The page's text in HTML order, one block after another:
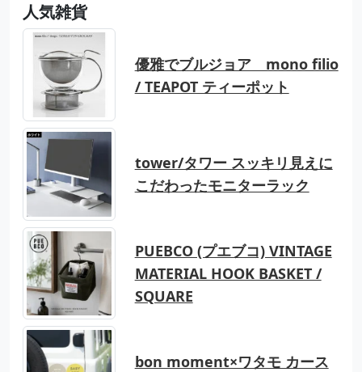
人気雑貨
優雅でブルジョア mono filio
/ TEAPOT ティーポット
tower/タワー スッキリ見えに
こだわったモニターラック
PUEBCO (プエブコ) VINTAGE
MATERIAL HOOK BASKET /
SQUARE
bon moment×ワタモ カース